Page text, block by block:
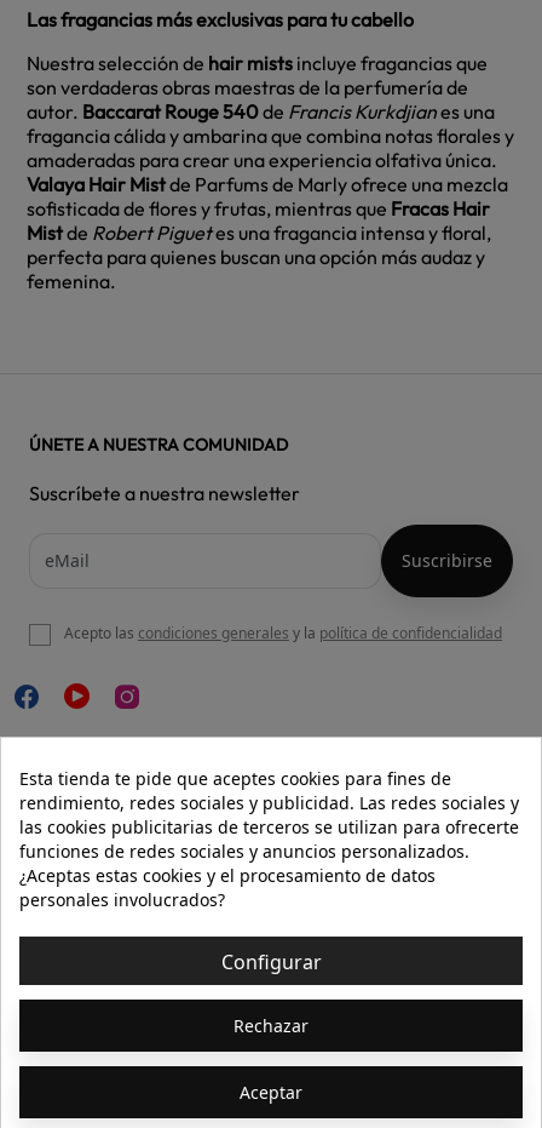
Las fragancias más exclusivas para tu cabello
Nuestra selección de hair mists incluye fragancias que
son verdaderas obras maestras de la perfumería de
autor. Baccarat Rouge 540de Francis Kurkdjianes una
fragancia cálida y ambarina que combina notas florales y
amaderadas para crear una experiencia olfativa única.
Valaya Hair Mistde Parfums de Marlyofrece una mezcla
sofisticada de flores y frutas, mientras que Fracas Hair
Mistde Robert Piguetes una fragancia intensa y floral,
perfecta para quienes buscan una opción más audaz y
femenina.
NUESTRA WEB
AYUDA
INFORMACIÓN 
ÚNETE A NUESTRA COMUNIDAD
Suscríbete a nuestra newsletter
Acepto las condiciones generales y la política de confidencialidad
© 2026 - Isolée · Todos los derechos reservados
Esta tienda te pide que aceptes cookies para fines de
rendimiento, redes sociales y publicidad. Las redes sociales y
las cookies publicitarias de terceros se utilizan para ofrecerte
funciones de redes sociales y anuncios personalizados.
¿Aceptas estas cookies y el procesamiento de datos
personales involucrados?
Configurar
Rechazar
Aceptar